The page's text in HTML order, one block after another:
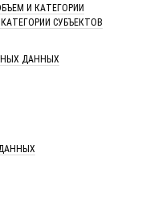
И КАТЕГОРИИ
СУБЪЕКТОВ
ДАННЫХ